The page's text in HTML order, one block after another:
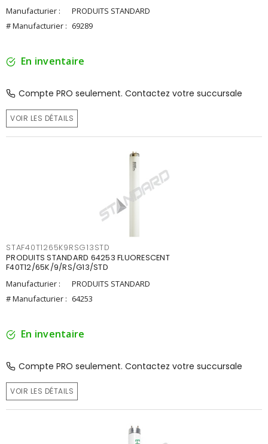
Manufacturier :
PRODUITS STANDARD
# Manufacturier : 69289
En inventaire
Compte PRO seulement. Contactez votre succursale
VOIR LES DÉTAILS
STAF40T1265K9RSG13STD
PRODUITS STANDARD 64253 FLUORESCENT
F40T12/65K/9/RS/G13/STD
Manufacturier :
PRODUITS STANDARD
# Manufacturier : 64253
En inventaire
Compte PRO seulement. Contactez votre succursale
VOIR LES DÉTAILS